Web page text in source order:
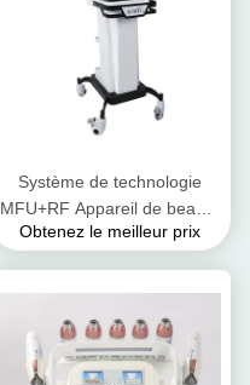
Système de technologie
MFU+RF Appareil de beauté
HIFU pour le
Obtenez le meilleur prix